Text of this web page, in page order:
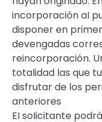
incorporación aI
disponer en
devengadas
reincorporación.
totalidad las que
disfrutar de los
anteriores
EI soIicitante